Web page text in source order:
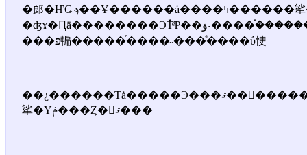
�郎�ҤǤϡ��Ұ������ǡ����ߤ������㸺�Τ�����ä��礤
�ʤɤ�Ԥä��������ϽŤͤƤ��ޤ�������������֡����˴ؤ��Ƥϡ��ƼҤǻȤäƤ��륿
���פ䡢�����֡����˵���ͤ����ΰ㤤
��¿������Τǡ�����Ͽ���ޤ��󡣤��������ޤ��ơ�����¾����ʬ�ǤΡ���Ȳ����ˤ�äƥ���������
㸺�Υݥ���Ȥ�񤭤ޤ���